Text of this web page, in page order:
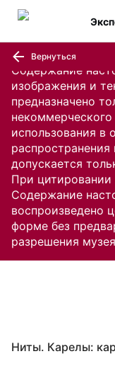
Содержание
изображения и
предназначено
использования в
допускается
При цитировании
Содержание
воспроизведено
форме без
разрешения музея
Вернуться
Ниты. Карелы: